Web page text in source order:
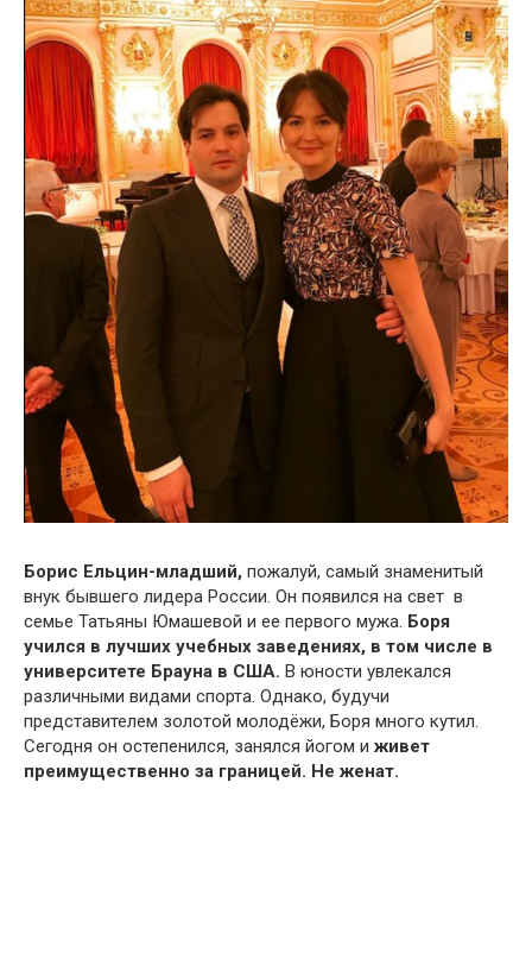
Борис Ельцин-младший, пожалуй, самый знаменитый
внук бывшего лидера России. Он появился на свет в
семье Татьяны Юмашевой и ее первого мужа. Боря
учился в лучших учебных заведениях, в том числе в
университете Брауна в США. В юности увлекался
различными видами спорта. Однако, будучи
представителем золотой молодёжи, Боря много кутил.
Сегодня он остепенился, занялся йогом и живет
преимущественно за границей. Не женат.